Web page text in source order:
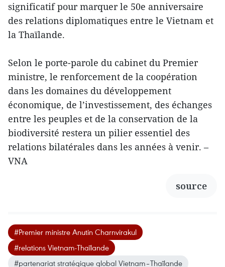
significatif pour marquer le 50e anniversaire
des relations diplomatiques entre le Vietnam et
la Thaïlande.
Selon le porte-parole du cabinet du Premier
ministre, le renforcement de la coopération
dans les domaines du développement
économique, de l’investissement, des échanges
entre les peuples et de la conservation de la
biodiversité restera un pilier essentiel des
relations bilatérales dans les années à venir. –
VNA
source
#Premier ministre Anutin Charnvirakul
#relations Vietnam-Thaïlande
#partenariat stratégique global Vietnam–Thaïlande